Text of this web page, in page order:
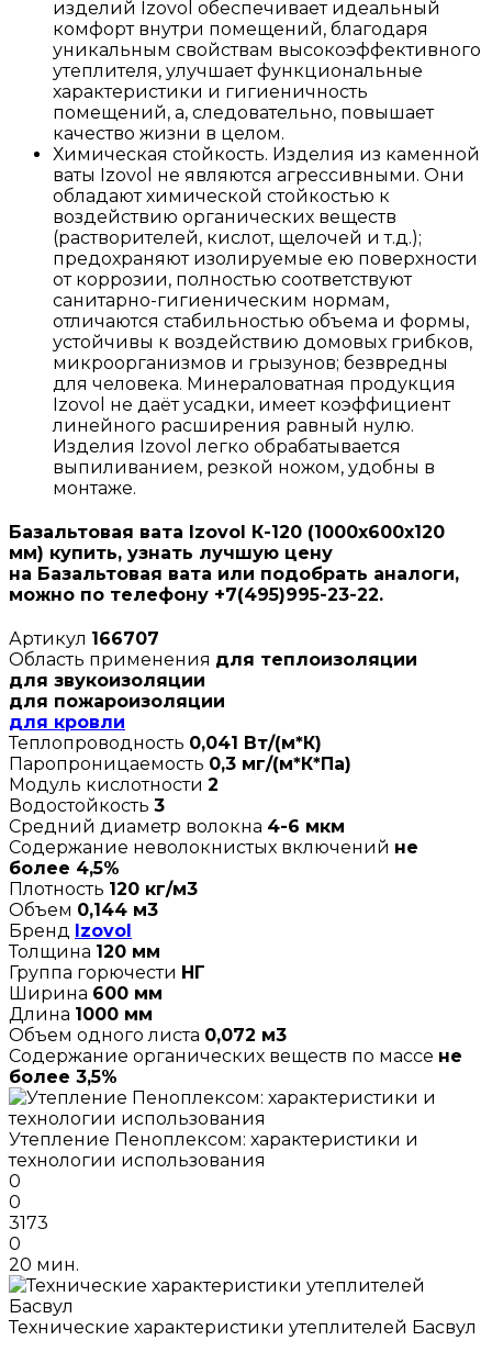
изделий Izovol обеспечивает идеальный
комфорт внутри помещений, благодаря
уникальным свойствам высокоэффективного
утеплителя, улучшает функциональные
характеристики и гигиеничность
помещений, а, следовательно, повышает
качество жизни в целом.
Химическая стойкость. Изделия из каменной
ваты Izovol не являются агрессивными. Они
обладают химической стойкостью к
воздействию органических веществ
(растворителей, кислот, щелочей и т.д.);
предохраняют изолируемые ею поверхности
от коррозии, полностью соответствуют
санитарно-гигиеническим нормам,
отличаются стабильностью объема и формы,
устойчивы к воздействию домовых грибков,
микроорганизмов и грызунов; безвредны
для человека. Минераловатная продукция
Izovol не даёт усадки, имеет коэффициент
линейного расширения равный нулю.
Изделия Izovol легко обрабатывается
выпиливанием, резкой ножом, удобны в
монтаже.
Базальтовая вата Izovol К-120 (1000х600х120
мм) купить, узнать лучшую цену
на Базальтовая вата или подобрать аналоги,
можно по телефону +7(495)995-23-22.
Артикул 166707
Область применения для теплоизоляции
для звукоизоляции
для пожароизоляции
для кровли
Теплопроводность 0,041 Вт/(м*К)
Паропроницаемость 0,3 мг/(м*К*Па)
Модуль кислотности 2
Водостойкость 3
Средний диаметр волокна 4-6 мкм
Содержание неволокнистых включений не
более 4,5%
Плотность 120 кг/м3
Объем 0,144 м3
Бренд Izovol
Толщина 120 мм
Группа горючести НГ
Ширина 600 мм
Длина 1000 мм
Объем одного листа 0,072 м3
Содержание органических веществ по массе не
более 3,5%
Утепление Пеноплексом: характеристики и
технологии использования
0
0
3173
0
20 мин.
Технические характеристики утеплителей Басвул